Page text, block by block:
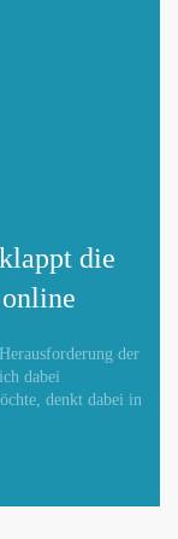
die
der
dabei
denkt dabei in